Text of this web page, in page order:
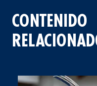
CONTENIDO
Ver: Una Invitación al